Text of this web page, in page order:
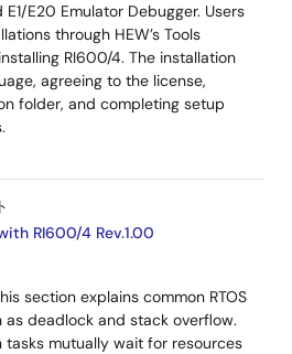
E20 Emulator Debugger. Users
through HEW’s Tools
RI600/4. The installation
agreeing to the license,
folder, and completing setup
RI600/4 Rev.1.00
section explains common RTOS
as deadlock and stack overflow.
tasks mutually wait for resources